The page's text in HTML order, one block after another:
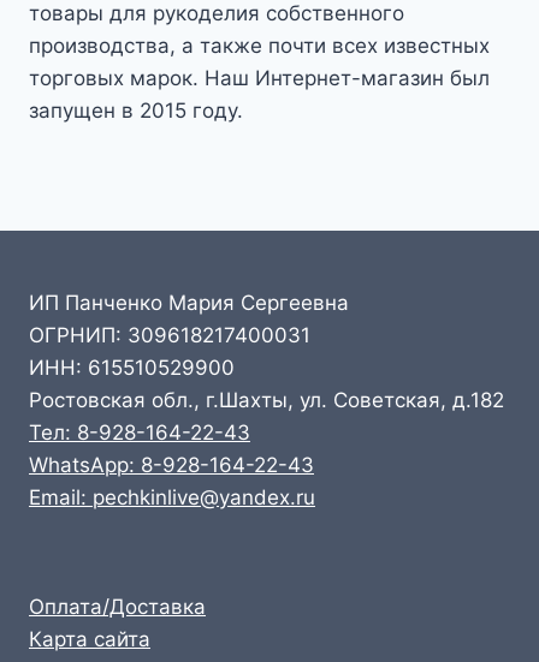
товары для рукоделия собственного
производства, а также почти всех известных
торговых марок. Наш Интернет-магазин был
запущен в 2015 году.
ИП Панченко Мария Сергеевна
ОГРНИП: 309618217400031
ИНН: 615510529900
Ростовская обл., г.Шахты, ул. Советская, д.182
Тел: 8-928-164-22-43
WhatsApp: 8-928-164-22-43
Email: pechkinlive@yandex.ru
Оплата/Доставка
Карта сайта